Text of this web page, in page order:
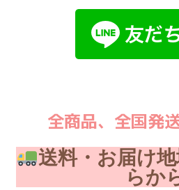
全商品、全国発
送料・お届け
らか